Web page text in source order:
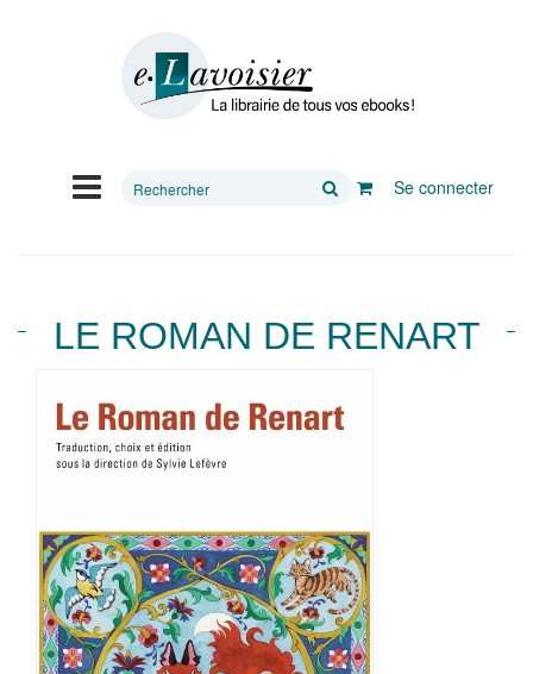
Rechercher
Se connecter
LE ROMAN DE RENART